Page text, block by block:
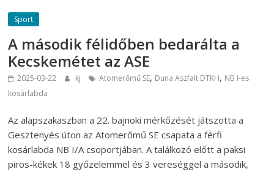
Sport
A második félidőben bedarálta a
Kecskemétet az ASE
2025-03-22 kj Atomerőmű SE, Duna Aszfalt DTKH, NB I-es
kosárlabda
Az alapszakaszban a 22. bajnoki mérkőzését játszotta a
Gesztenyés úton az Atomerőmű SE csapata a férfi
kosárlabda NB I/A csoportjában. A találkozó előtt a paksi
piros-kékek 18 győzelemmel és 3 vereséggel a második,